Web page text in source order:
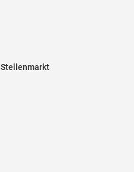
Stellenmarkt